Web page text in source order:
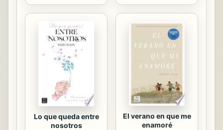
Lo que queda entre
nosotros
El verano en que me
enamoré